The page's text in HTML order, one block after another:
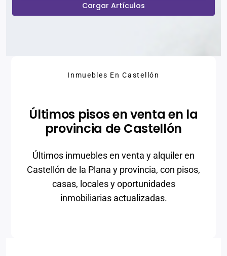
Cargar Artículos
Inmuebles En Castellón
Últimos pisos en venta en la
provincia de Castellón
Últimos inmuebles en venta y alquiler en
Castellón de la Plana y provincia, con pisos,
casas, locales y oportunidades
inmobiliarias actualizadas.